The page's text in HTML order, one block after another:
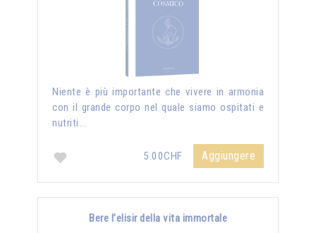
Niente è più importante che vivere in armonia
con il grande corpo nel quale siamo ospitati e
nutriti...
5.00CHF Aggiungere
Bere l’elisir della vita immortale